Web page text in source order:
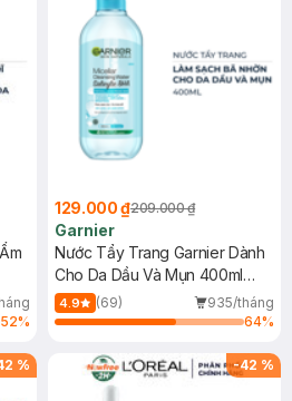
52%
129.000 ₫209.000 ₫
Garnier
Nước Tẩy Trang Garnier Dành
Cho Da Dầu Và Mụn 400ml
(Mới)
4.9 (69)
935/tháng
64%
% -42 %